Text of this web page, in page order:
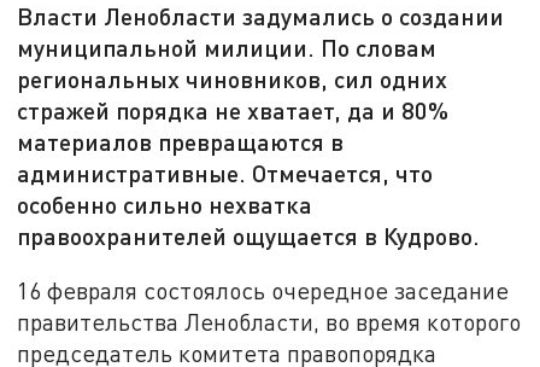
Власти Ленобласти задумались о создании
муниципальной милиции. По словам
региональных чиновников, сил одних
стражей порядка не хватает, да и 80%
материалов превращаются в
административные. Отмечается, что
особенно сильно нехватка
правоохранителей ощущается в Кудрово.
16 февраля состоялось очередное заседание
правительства Ленобласти, во время которого
председатель комитета правопорядка